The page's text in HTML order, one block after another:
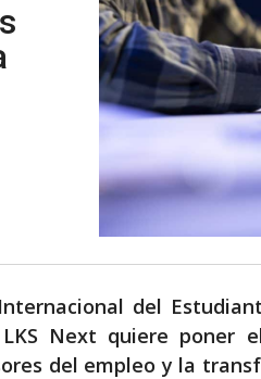
del
Next quiere
del empleo y la